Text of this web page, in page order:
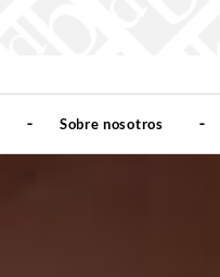
Sobre nosotros